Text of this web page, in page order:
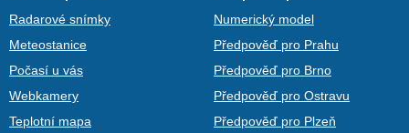
Radarové snímky
Meteostanice
Počasí u vás
Webkamery
Teplotní mapa
Numerický model
Předpověď pro Prahu
Předpověď pro Brno
Předpověď pro Ostravu
Předpověď pro Plzeň